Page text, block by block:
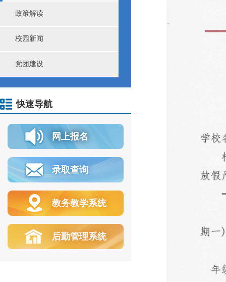
政策解读
校园新闻
党团建设
快速导航
网上报名
录取查询
教务教学系统
后勤管理系统